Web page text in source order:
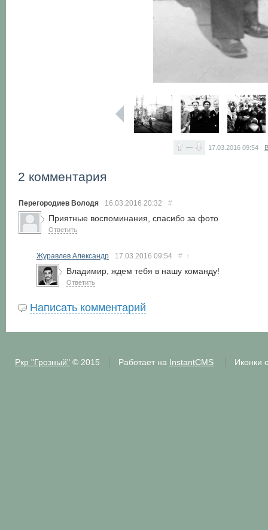
— 17.03.2016 09:54
2 комментария
Перегородиев Володя 16.03.2016 20:32 #
Приятные воспоминания, спасибо за фото
Ответить
Журавлев Александр 17.03.2016 09:54 # ↑
Владимир, ждем тебя в нашу команду!
Ответить
Написать комментарий
Ркр "Грозный"© 2015 Работает на InstantCMS Иконки